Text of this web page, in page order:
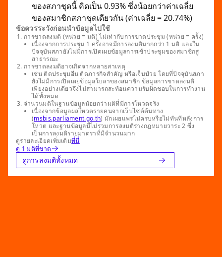
ของสภาชุดนี้ คิดเป็น 0.93% ซึ่งน้อยกว่าค่าเฉลี่ย
ของสมาชิกสภาชุดเดียวกัน (ค่าเฉลี่ย = 20.74%)
ข้อควรระวังก่อนนำข้อมูลไปใช้
การขาดลงมติ (หน่วย = มติ) ไม่เท่ากับการขาดประชุม (หน่วย = ครั้ง)
เนื่องจากการประชุม 1 ครั้งอาจมีการลงมติมากกว่า 1 มติ และใน
ปัจจุบันสภายังไม่มีการเปิดเผยข้อมูลการเข้าประชุมของสมาชิกสู่
สาธารณะ
การขาดลงมติอาจเกิดจากหลายสาเหตุ
เช่น ติดประชุมอื่น ติดภารกิจสำคัญ หรือเจ็บป่วย โดยที่ปัจจุบันสภา
ยังไม่มีการเปิดเผยข้อมูลใบลาของสมาชิก ข้อมูลการขาดลงมติ
เพียงอย่างเดียวจึงไม่สามารถสะท้อนความรับผิดชอบในการทำงาน
ได้ทั้งหมด
จำนวนมติในฐานข้อมูลน้อยกว่ามติที่มีการโหวตจริง
เนื่องจากข้อมูลผลโหวตรายคนจากเว็บไซต์ต้นทาง
(msbis.parliament.go.th) มักเผยแพร่ไม่ครบหรือไม่ทันทีหลังการ
โหวต และฐานข้อมูลนี้ไม่รวมการลงมติร่างกฎหมายวาระ 2 ซึ่ง
เป็นการลงมติรายมาตราที่มีจำนวนมาก
ดูรายละเอียดเพิ่มเติมที่นี่
ดู 1 มติที่ขาด
ดูการลงมติทั้งหมด